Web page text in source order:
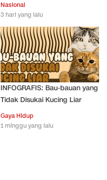
Nasional
3 hari yang lalu
INFOGRAFIS: Bau-bauan yang
Tidak Disukai Kucing Liar
Gaya Hidup
1 minggu yang lalu